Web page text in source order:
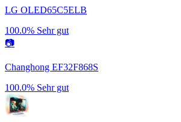
LG OLED65C5ELB
100.0% Sehr gut
📷
Changhong EF32F868S
100.0% Sehr gut